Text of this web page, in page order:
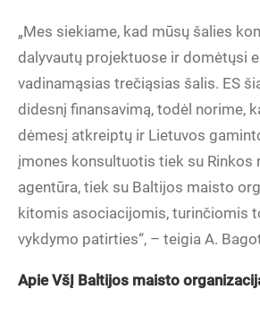
„Mes siekiame, kad mūsų šalies
dalyvautų projektuose ir domėtųsi
vadinamąsias trečiąsias šalis. ES
didesnį finansavimą, todėl norime,
dėmesį atkreiptų ir Lietuvos
įmones konsultuotis tiek su Rinkos
agentūra, tiek su Baltijos maisto
kitomis asociacijomis, turinčiomis
vykdymo patirties“, – teigia A.
Apie VšĮ Baltijos maisto